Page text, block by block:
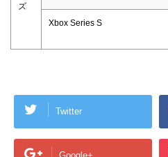
ズ
Xbox Series S
Twitter